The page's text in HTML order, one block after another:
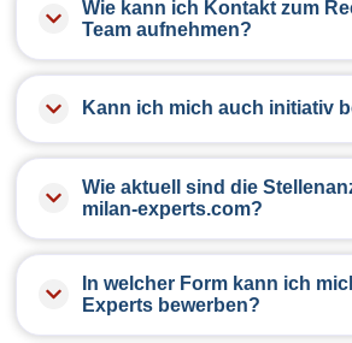
Wie kann ich Kontakt zum
Team aufnehmen?
Sie können uns gerne eine
Kontaktformular senden oder uns
Kann ich mich auch initiativ
Gerne können Sie uns auch eine
Initiativbewerbung schicken, wenn
unseren aktuellen
Wie aktuell sind die
milan-experts.com?
Unsere Stellenanzeigen werden
aktualisiert, finden Sie jetzt die
In welcher Form kann ich
Experts bewerben?